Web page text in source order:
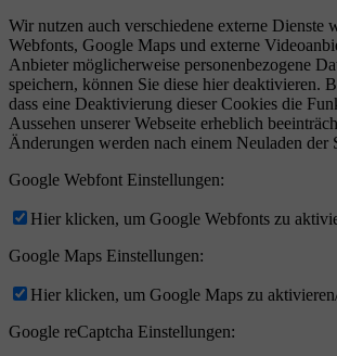
Wir nutzen auch verschiedene externe Dienste
Webfonts, Google Maps und externe
Anbieter möglicherweise personenbezogene
speichern, können Sie diese hier deaktivieren.
dass eine Deaktivierung dieser Cookies die
Aussehen unserer Webseite erheblich
Änderungen werden nach einem Neuladen der
Google Webfont Einstellungen:
Hier klicken, um Google Webfonts zu
Google Maps Einstellungen:
Hier klicken, um Google Maps zu
Google reCaptcha Einstellungen: